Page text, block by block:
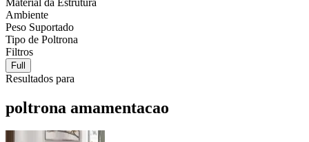
Ambiente
Peso Suportado
Tipo de Poltrona
Filtros
Full
Resultados para
poltrona amamentacao